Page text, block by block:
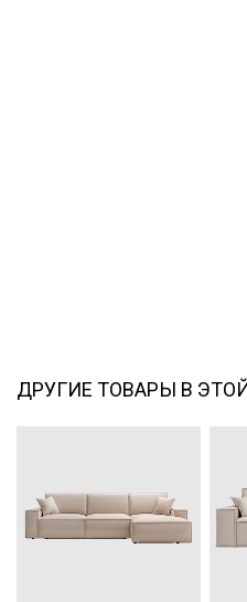
ДРУГИЕ ТОВАРЫ В